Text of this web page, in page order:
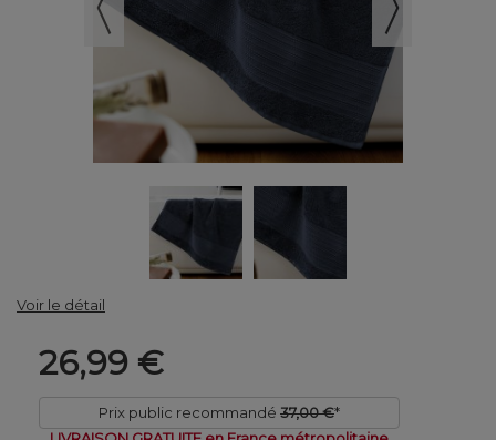
Voir le détail
26,99 €
Prix public recommandé 37,00 €*